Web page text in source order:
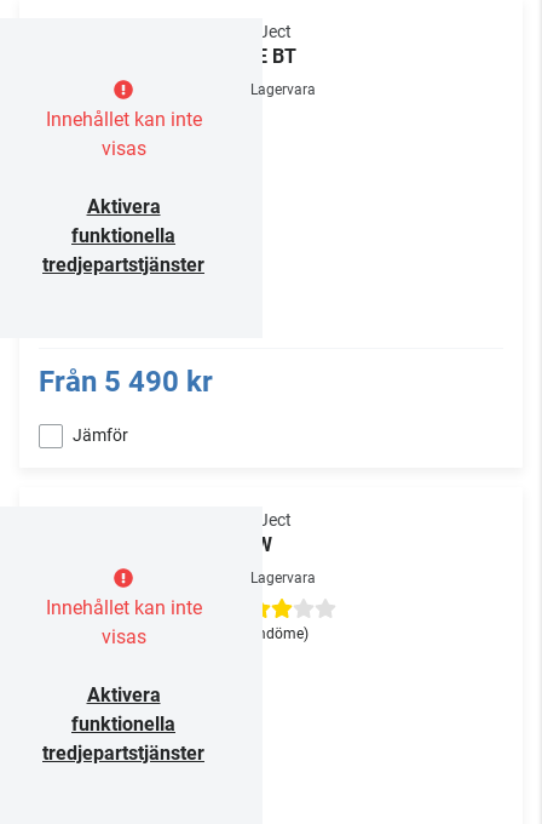
Innehållet kan inte
visas
Aktivera
funktionella
tredjepartstjänster
Pro-Ject
VT-E BT
Lagervara
Från 5 490 kr
Jämför
Innehållet kan inte
visas
Aktivera
funktionella
tredjepartstjänster
Pro-Ject
T2 W
Lagervara
(1 omdöme)